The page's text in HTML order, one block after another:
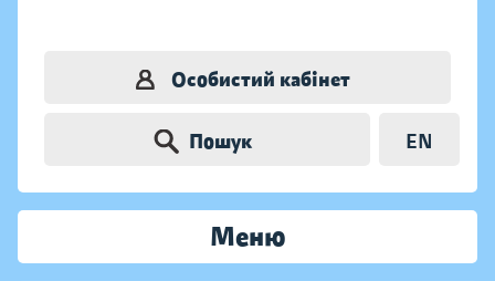
Особистий кабінет
Пошук EN
Меню